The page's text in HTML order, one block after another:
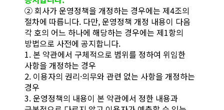
② 회사가 운영정책을 개정하는 경우에는 제4조의
절차에 따릅니다. 다만, 운영정책 개정 내용이 다음
각 호의 어느 하나에 해당하는 경우에는 제1항의
방법으로 사전에 공지합니다.
1. 본 약관에서 구체적으로 범위를 정하여 위임한
사항을 개정하는 경우
2. 이용자의 권리·의무와 관련 없는 사항을 개정하는
경우
3. 운영정책의 내용이 본 약관에서 정한 내용과